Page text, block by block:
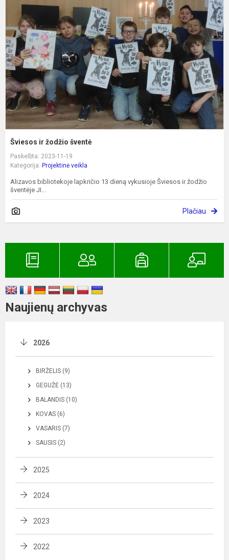
Šviesos ir žodžio šventė
Paskelbta: 2023-11-19
Kategorija: Projektinė veikla
Alizavos bibliotekoje lapkričio 13 dieną vykusioje Šviesos ir žodžio
šventėje JI...
Plačiau
Naujienų archyvas
2026
BIRŽELIS (9)
GEGUŽĖ (13)
BALANDIS (10)
KOVAS (6)
VASARIS (7)
SAUSIS (2)
2025
2024
2023
2022